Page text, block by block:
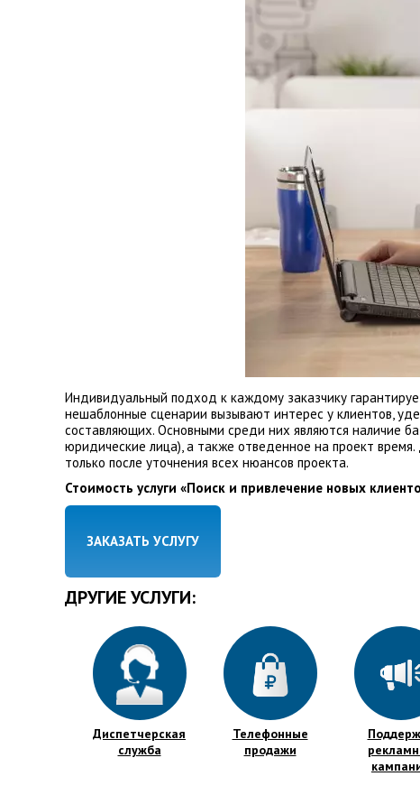
Индивидуальный подход к каждому заказчику
нешаблонные сценарии вызывают интерес у клиентов,
составляющих. Основными среди них являются наличие
юридические лица), а также отведенное на проект
только после уточнения всех нюансов проекта.
Стоимость услуги «Поиск и привлечение новых
ЗАКАЗАТЬ УСЛУГУ
ДРУГИЕ УСЛУГИ:
Диспетчерская
служба
Телефонные
продажи